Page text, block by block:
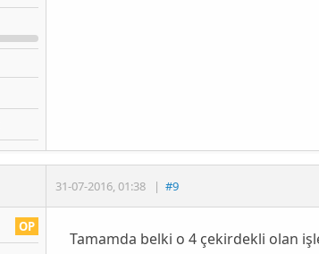
31-07-2016,01:38 | #9
OP
Tamamda belki o 4 çekirdekli olan